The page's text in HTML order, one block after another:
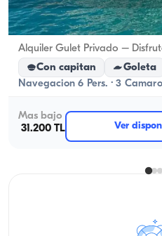
Göcek, Muğla
Alquiler Gulet Privado –
Con capitan
Goleta
Navegacion 6 Pers. · 3
Mas bajo
31.200 TL
Ver